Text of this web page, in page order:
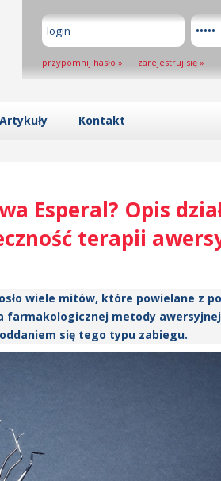
przypomnij hasło » zarejestruj się »
Artykuły Kontakt
Esperal? Opis
terapii
wiele mitów, które powielane z
farmakologicznej metody
się tego typu zabiegu.